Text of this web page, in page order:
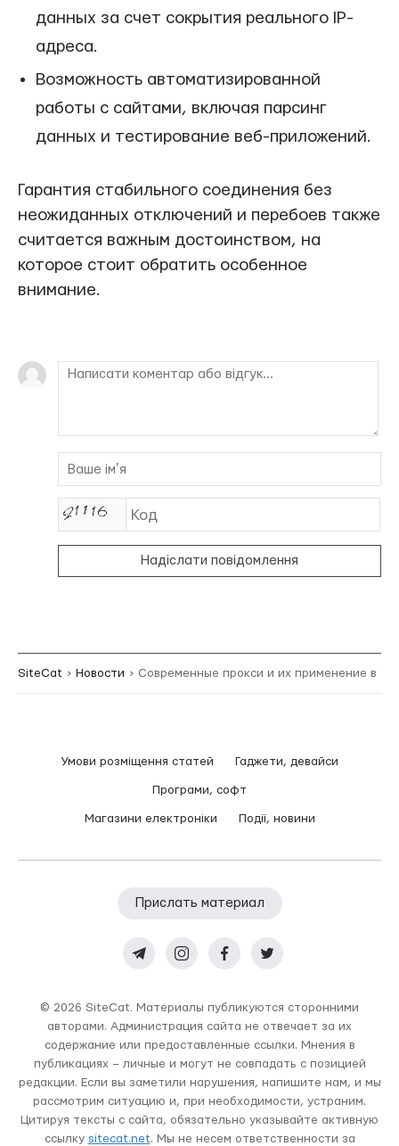
данных за счет сокрытия реального IP-
адреса.
Возможность автоматизированной
работы с сайтами, включая парсинг
данных и тестирование веб-приложений.
Гарантия стабильного соединения без
неожиданных отключений и перебоев также
считается важным достоинством, на
которое стоит обратить особенное
внимание.
Надіслати повідомлення
SiteCat Новости Современные прокси и их применение в
Умови розміщення статей Гаджети, девайси
Програми, софт
Магазини електроніки Події, новини
Прислать материал
© 2026 SiteCat. Материалы публикуются сторонними
авторами. Администрация сайта не отвечает за их
содержание или предоставленные ссылки. Мнения в
публикациях – личные и могут не совпадать с позицией
редакции. Если вы заметили нарушения, напишите нам, и мы
рассмотрим ситуацию и, при необходимости, устраним.
Цитируя тексты с сайта, обязательно указывайте активную
ссылку sitecat.net. Мы не несем ответственности за